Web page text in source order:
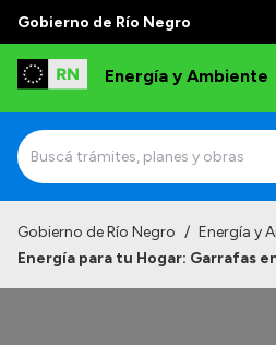
Gobierno de Río Negro
Energía y Ambiente
Gobierno de Río Negro / Energía y
Energía para tu Hogar: Garrafas